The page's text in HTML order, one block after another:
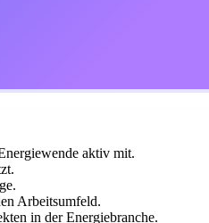
aktiv mit.
Arbeitsumfeld.
in der Energiebranche.